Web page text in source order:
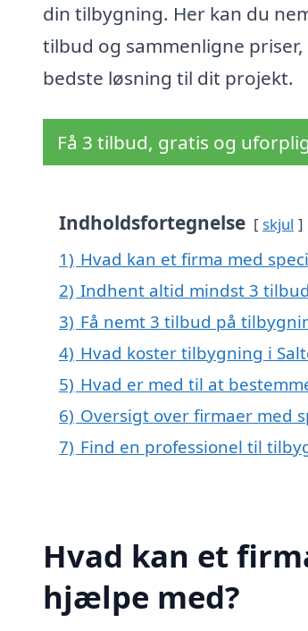
din tilbygning. Her kan du
tilbud og sammenligne
bedste løsning til dit projekt.
Få 3 tilbud, gratis og
Indholdsfortegnelse skjul
1) Hvad kan et firma med
2) Indhent altid mindst 3
3) Få nemt 3 tilbud på
4) Hvad koster tilbygning i
5) Hvad er med til at
6) Oversigt over firmaer med
7) Find en professionel til
Hvad kan et
hjælpe med?